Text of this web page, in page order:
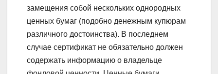
замещения собой нескольких однородных
ценных бумаг (подобно денежным купюрам
различного достоинства). В последнем
случае сертификат не обязательно должен
содержать информацию о владельце